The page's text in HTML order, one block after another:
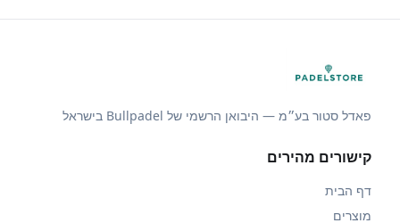
פאדל סטור בע״מ — היבואן הרשמי של Bullpadel בישראל
קישורים מהירים
דף הבית
מוצרים